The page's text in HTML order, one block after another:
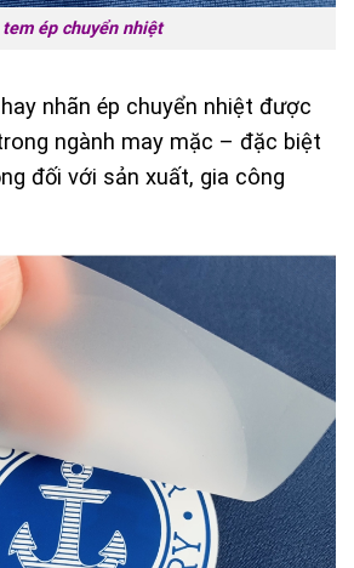
tem ép chuyển nhiệt
nhãn ép chuyển nhiệt được
ngành may mặc – đặc biệt
đối với sản xuất, gia công